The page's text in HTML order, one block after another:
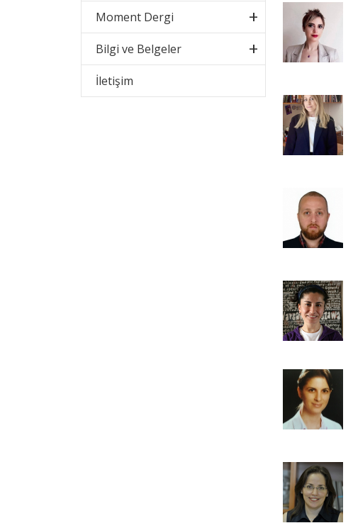
Moment Dergi
Bilgi ve Belgeler
İletişim